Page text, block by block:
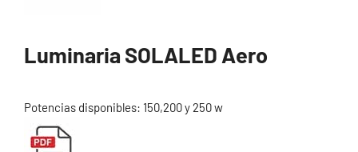
Luminaria SOLALED Aero
Potencias disponibles: 150,200 y 250 w